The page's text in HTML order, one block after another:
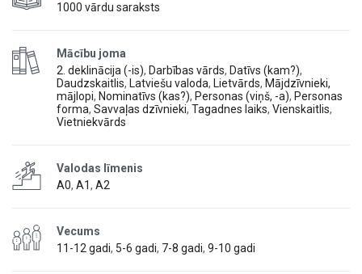
1000 vārdu saraksts
Mācību joma
2. deklinācija (-is), Darbības vārds, Datīvs (kam?),
Daudzskaitlis, Latviešu valoda, Lietvārds, Mājdzīvnieki,
mājlopi, Nominatīvs (kas?), Personas (viņš, -a), Personas
forma, Savvaļas dzīvnieki, Tagadnes laiks, Vienskaitlis,
Vietniekvārds
Valodas līmenis
A0, A1, A2
Vecums
11-12 gadi, 5-6 gadi, 7-8 gadi, 9-10 gadi